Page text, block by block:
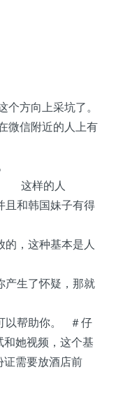
方向上采坑了。
微信附近的人上有
这样的人
且和韩国妹子有得
的，这种基本是人
产生了怀疑，那就
以帮助你。 ＃仔
她视频，这个基
需要放酒店前